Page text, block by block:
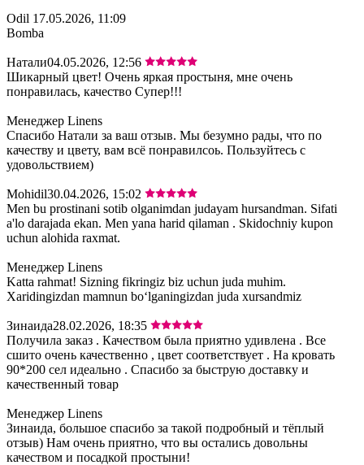
Odil 17.05.2026, 11:09
Bomba
Натали04.05.2026, 12:56
Шикарный цвет! Очень яркая простыня, мне очень
понравилась, качество Супер!!!
Менеджер Linens
Спасибо Натали за ваш отзыв. Мы безумно рады, что по
качеству и цвету, вам всё понравилсоь. Пользуйтесь с
удовольствием)
Mohidil30.04.2026, 15:02
Men bu prostinani sotib olganimdan judayam hursandman. Sifati
a'lo darajada ekan. Men yana harid qilaman . Skidochniy kupon
uchun alohida raxmat.
Менеджер Linens
Katta rahmat! Sizning fikringiz biz uchun juda muhim.
Xaridingizdan mamnun bo‘lganingizdan juda xursandmiz
Зинаида28.02.2026, 18:35
Получила заказ . Качеством была приятно удивлена . Все
сшито очень качественно , цвет соответствует . На кровать
90*200 сел идеально . Спасибо за быструю доставку и
качественный товар
Менеджер Linens
Зинаида, большое спасибо за такой подробный и тёплый
отзыв) Нам очень приятно, что вы остались довольны
качеством и посадкой простыни!